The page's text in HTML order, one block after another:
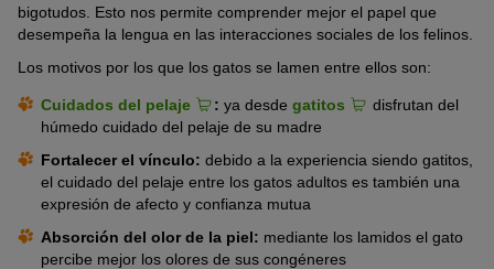
bigotudos. Esto nos permite comprender mejor el papel que
desempeña la lengua en las interacciones sociales de los felinos.
Los motivos por los que los gatos se lamen entre ellos son:
Cuidados del pelaje : ya desde gatitos
disfrutan del
húmedo cuidado del pelaje de su madre
Fortalecer el vínculo: debido a la experiencia siendo gatitos,
el cuidado del pelaje entre los gatos adultos es también una
expresión de afecto y confianza mutua
Absorción del olor de la piel: mediante los lamidos el gato
percibe mejor los olores de sus congéneres